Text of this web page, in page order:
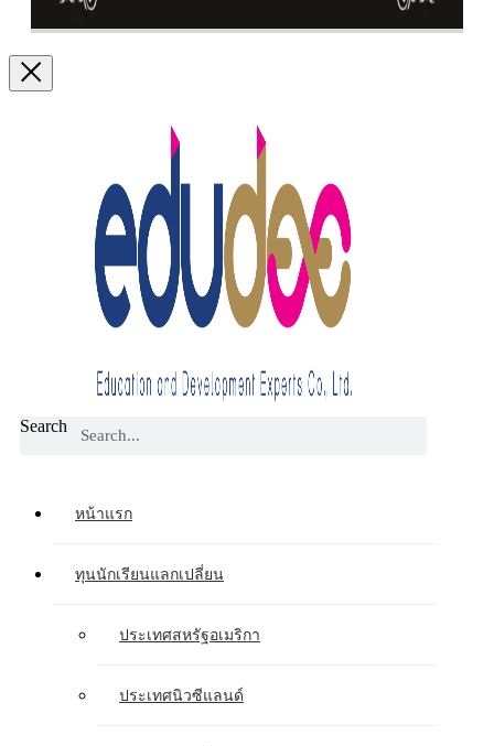
Search
หน้าแรก
ทุนนักเรียนแลกเปลี่ยน
ประเทศสหรัฐอเมริกา
ประเทศนิวซีแลนด์